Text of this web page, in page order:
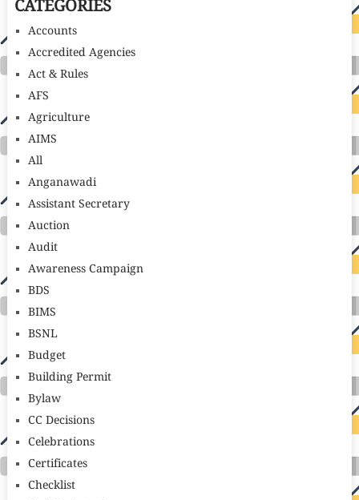
CATEGORIES
Accounts
Accredited Agencies
Act & Rules
AFS
Agriculture
AIMS
All
Anganawadi
Assistant Secretary
Auction
Audit
Awareness Campaign
BDS
BIMS
BSNL
Budget
Building Permit
Bylaw
CC Decisions
Celebrations
Certificates
Checklist